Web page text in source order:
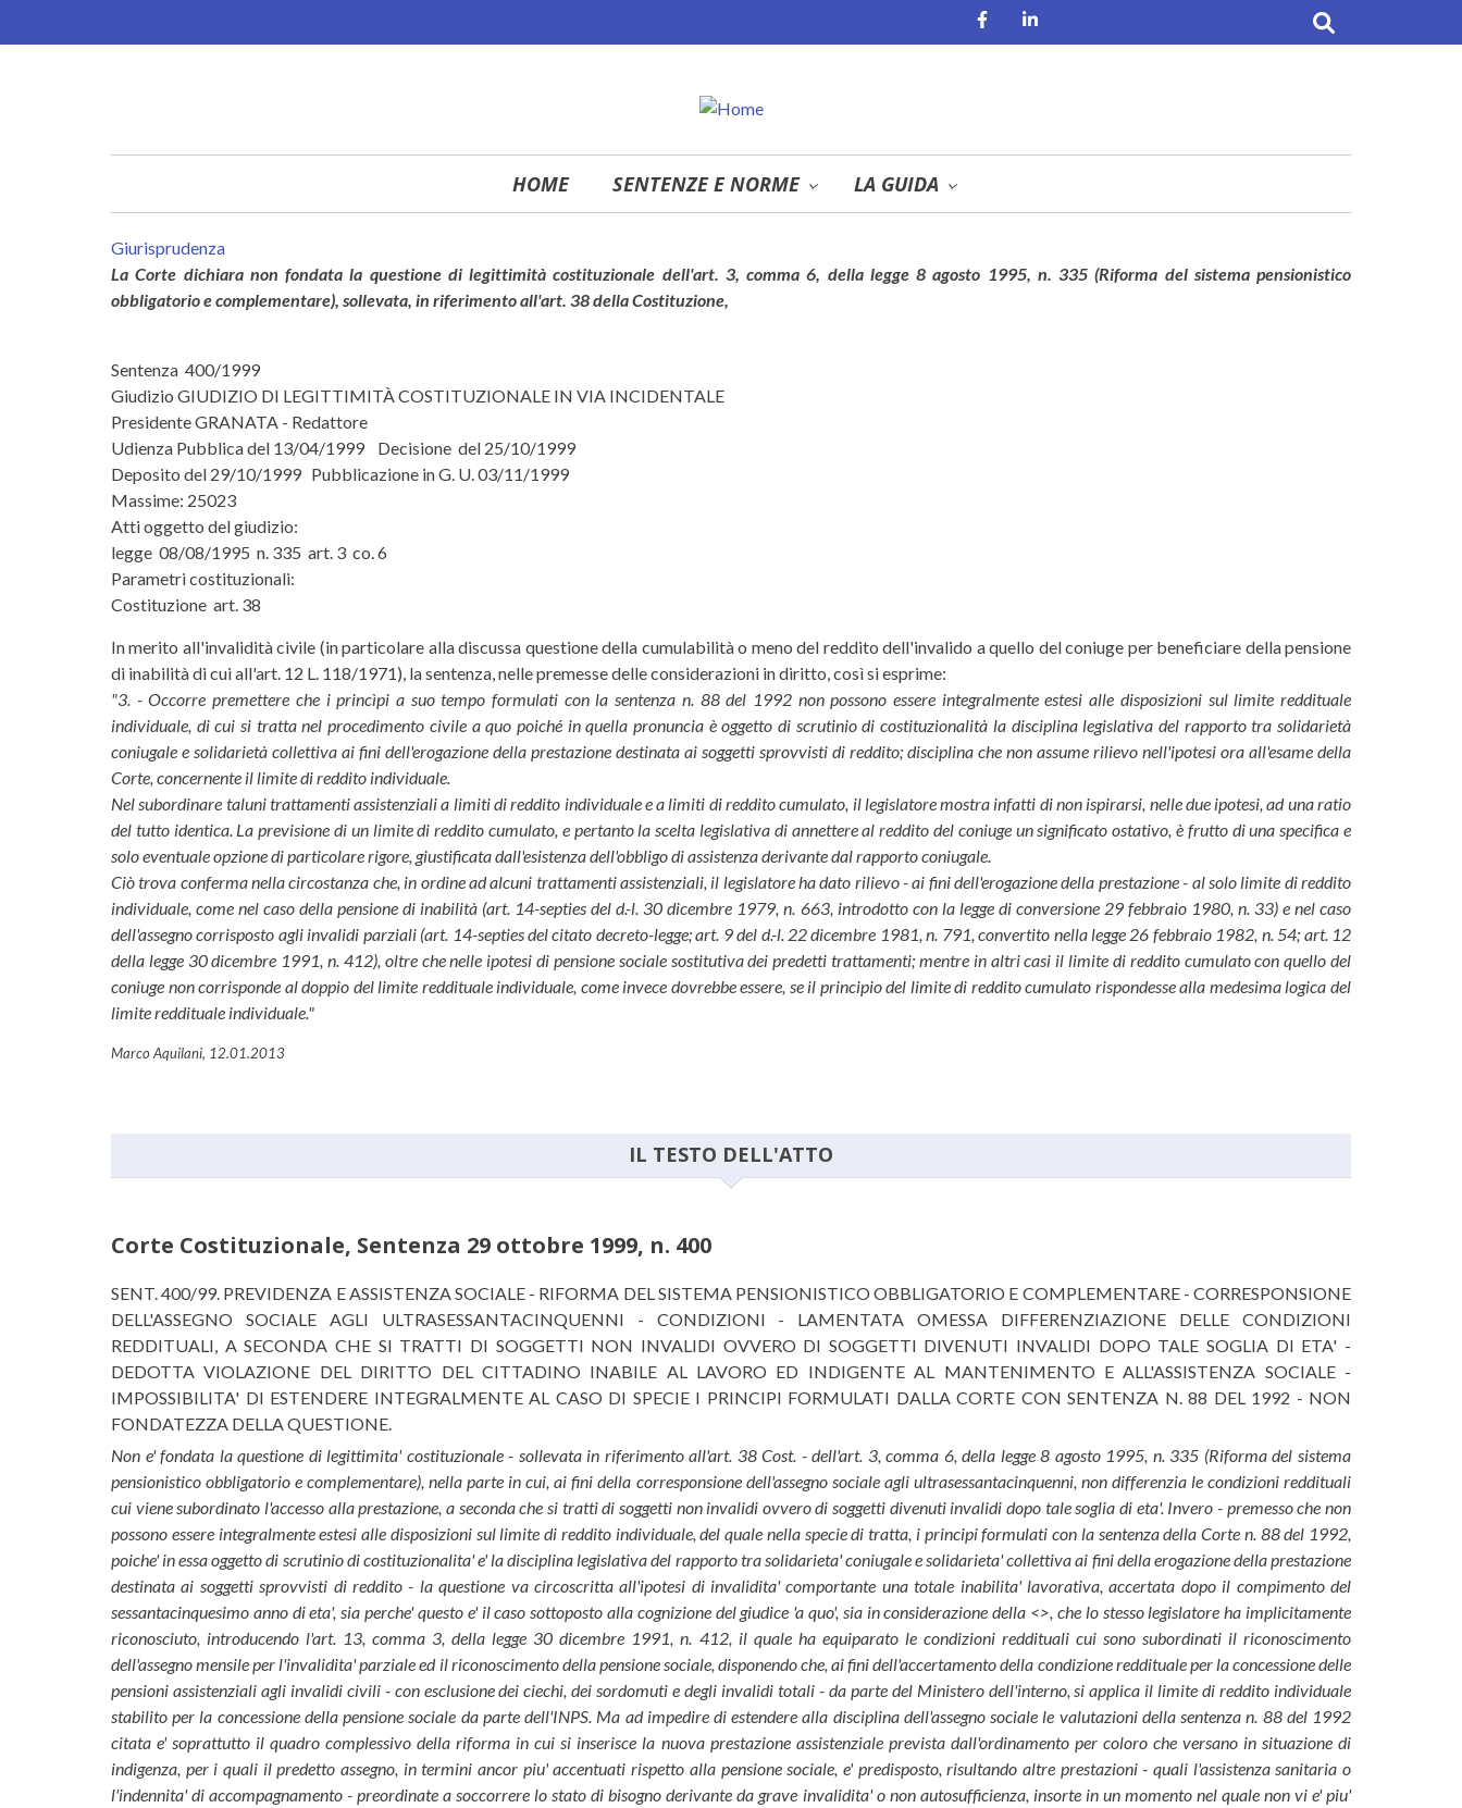
FacebookLinkedin
HOME SENTENZE E NORME LA GUIDA
Giurisprudenza
La Corte dichiara non fondata la questione di legittimità costituzionale dell'art. 3, comma 6, della legge 8 agosto 1995, n. 335 (Riforma del sistema pensionistico
obbligatorio e complementare), sollevata, in riferimento all'art. 38 della Costituzione,
Sentenza 400/1999
Giudizio GIUDIZIO DI LEGITTIMITÀ COSTITUZIONALE IN VIA INCIDENTALE
Presidente GRANATA - Redattore
Udienza Pubblica del 13/04/1999 Decisione del 25/10/1999
Deposito del 29/10/1999 Pubblicazione in G. U. 03/11/1999
Massime: 25023
Atti oggetto del giudizio:
legge 08/08/1995 n. 335 art. 3 co. 6
Parametri costituzionali:
Costituzione art. 38
In merito all'invalidità civile (in particolare alla discussa questione della cumulabilità o meno del reddito dell'invalido a quello del coniuge per beneficiare della pensione
di inabilità di cui all'art. 12 L. 118/1971), la sentenza, nelle premesse delle considerazioni in diritto, così si esprime:
"3. - Occorre premettere che i princìpi a suo tempo formulati con la sentenza n. 88 del 1992 non possono essere integralmente estesi alle disposizioni sul limite reddituale
individuale, di cui si tratta nel procedimento civile a quo poiché in quella pronuncia è oggetto di scrutinio di costituzionalità la disciplina legislativa del rapporto tra solidarietà
coniugale e solidarietà collettiva ai fini dell'erogazione della prestazione destinata ai soggetti sprovvisti di reddito; disciplina che non assume rilievo nell'ipotesi ora all'esame della
Corte, concernente il limite di reddito individuale.
Nel subordinare taluni trattamenti assistenziali a limiti di reddito individuale e a limiti di reddito cumulato, il legislatore mostra infatti di non ispirarsi, nelle due ipotesi, ad una ratio
del tutto identica. La previsione di un limite di reddito cumulato, e pertanto la scelta legislativa di annettere al reddito del coniuge un significato ostativo, è frutto di una specifica e
solo eventuale opzione di particolare rigore, giustificata dall'esistenza dell'obbligo di assistenza derivante dal rapporto coniugale.
Ciò trova conferma nella circostanza che, in ordine ad alcuni trattamenti assistenziali, il legislatore ha dato rilievo - ai fini dell'erogazione della prestazione - al solo limite di reddito
individuale, come nel caso della pensione di inabilità (art. 14-septies del d.-l. 30 dicembre 1979, n. 663, introdotto con la legge di conversione 29 febbraio 1980, n. 33) e nel caso
dell'assegno corrisposto agli invalidi parziali (art. 14-septies del citato decreto-legge; art. 9 del d.-l. 22 dicembre 1981, n. 791, convertito nella legge 26 febbraio 1982, n. 54; art. 12
della legge 30 dicembre 1991, n. 412), oltre che nelle ipotesi di pensione sociale sostitutiva dei predetti trattamenti; mentre in altri casi il limite di reddito cumulato con quello del
coniuge non corrisponde al doppio del limite reddituale individuale, come invece dovrebbe essere, se il principio del limite di reddito cumulato rispondesse alla medesima logica del
limite reddituale individuale."
Marco Aquilani, 12.01.2013
IL TESTO DELL'ATTO
Corte Costituzionale, Sentenza 29 ottobre 1999, n. 400
Corte Costituzionale, Sentenza 29 ottobre 1999, n. 400
SENT. 400/99. PREVIDENZA E ASSISTENZA SOCIALE - RIFORMA DEL SISTEMA PENSIONISTICO OBBLIGATORIO E COMPLEMENTARE - CORRESPONSIONE
DELL'ASSEGNO SOCIALE AGLI ULTRASESSANTACINQUENNI - CONDIZIONI - LAMENTATA OMESSA DIFFERENZIAZIONE DELLE CONDIZIONI
REDDITUALI, A SECONDA CHE SI TRATTI DI SOGGETTI NON INVALIDI OVVERO DI SOGGETTI DIVENUTI INVALIDI DOPO TALE SOGLIA DI ETA' -
DEDOTTA VIOLAZIONE DEL DIRITTO DEL CITTADINO INABILE AL LAVORO ED INDIGENTE AL MANTENIMENTO E ALL'ASSISTENZA SOCIALE -
IMPOSSIBILITA' DI ESTENDERE INTEGRALMENTE AL CASO DI SPECIE I PRINCIPI FORMULATI DALLA CORTE CON SENTENZA N. 88 DEL 1992 - NON
FONDATEZZA DELLA QUESTIONE.
Non e' fondata la questione di legittimita' costituzionale - sollevata in riferimento all'art. 38 Cost. - dell'art. 3, comma 6, della legge 8 agosto 1995, n. 335 (Riforma del sistema
pensionistico obbligatorio e complementare), nella parte in cui, ai fini della corresponsione dell'assegno sociale agli ultrasessantacinquenni, non differenzia le condizioni reddituali
cui viene subordinato l'accesso alla prestazione, a seconda che si tratti di soggetti non invalidi ovvero di soggetti divenuti invalidi dopo tale soglia di eta'. Invero - premesso che non
possono essere integralmente estesi alle disposizioni sul limite di reddito individuale, del quale nella specie di tratta, i principi formulati con la sentenza della Corte n. 88 del 1992,
poiche' in essa oggetto di scrutinio di costituzionalita' e' la disciplina legislativa del rapporto tra solidarieta' coniugale e solidarieta' collettiva ai fini della erogazione della prestazione
destinata ai soggetti sprovvisti di reddito - la questione va circoscritta all'ipotesi di invalidita' comportante una totale inabilita' lavorativa, accertata dopo il compimento del
sessantacinquesimo anno di eta', sia perche' questo e' il caso sottoposto alla cognizione del giudice 'a quo', sia in considerazione della <>, che lo stesso legislatore ha implicitamente
riconosciuto, introducendo l'art. 13, comma 3, della legge 30 dicembre 1991, n. 412, il quale ha equiparato le condizioni reddituali cui sono subordinati il riconoscimento
dell'assegno mensile per l'invalidita' parziale ed il riconoscimento della pensione sociale, disponendo che, ai fini dell'accertamento della condizione reddituale per la concessione delle
pensioni assistenziali agli invalidi civili - con esclusione dei ciechi, dei sordomuti e degli invalidi totali - da parte del Ministero dell'interno, si applica il limite di reddito individuale
stabilito per la concessione della pensione sociale da parte dell'INPS. Ma ad impedire di estendere alla disciplina dell'assegno sociale le valutazioni della sentenza n. 88 del 1992
citata e' soprattutto il quadro complessivo della riforma in cui si inserisce la nuova prestazione assistenziale prevista dall'ordinamento per coloro che versano in situazione di
indigenza, per i quali il predetto assegno, in termini ancor piu' accentuati rispetto alla pensione sociale, e' predisposto, risultando altre prestazioni - quali l'assistenza sanitaria o
l'indennita' di accompagnamento - preordinate a soccorrere lo stato di bisogno derivante da grave invalidita' o non autosufficienza, insorte in un momento nel quale non vi e' piu'